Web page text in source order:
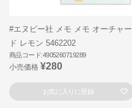
#エヌビー社 メモ メモ オーチャー
ド レモン 5462202
商品コード:4905260719289
小売価格 ¥280
お気に入りに登録